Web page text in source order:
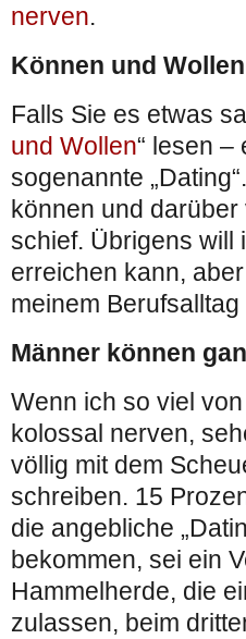
nerven.
Können und Wollen
Falls Sie es etwas
und Wollen“ lesen –
sogenannte
können und
schief. Übrigens will
erreichen kann,
meinem
Männer können
Wenn ich so viel
kolossal nerven,
völlig mit dem
schreiben. 15
die angebliche
bekommen, sei ein
Hammelherde, die
zulassen, beim